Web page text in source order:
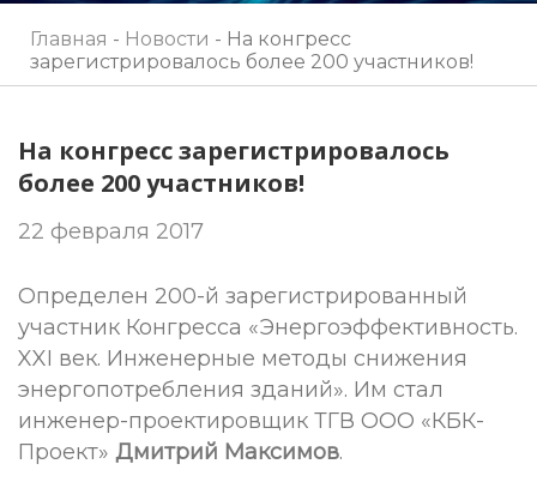
Главная - Новости - На конгресс
зарегистрировалось более 200 участников!
На конгресс зарегистрировалось
более 200 участников!
22 февраля 2017
Определен 200-й зарегистрированный
участник Конгресса «Энергоэффективность.
XXI век. Инженерные методы снижения
энергопотребления зданий». Им стал
инженер-проектировщик ТГВ ООО «КБК-
Проект» Дмитрий Максимов.